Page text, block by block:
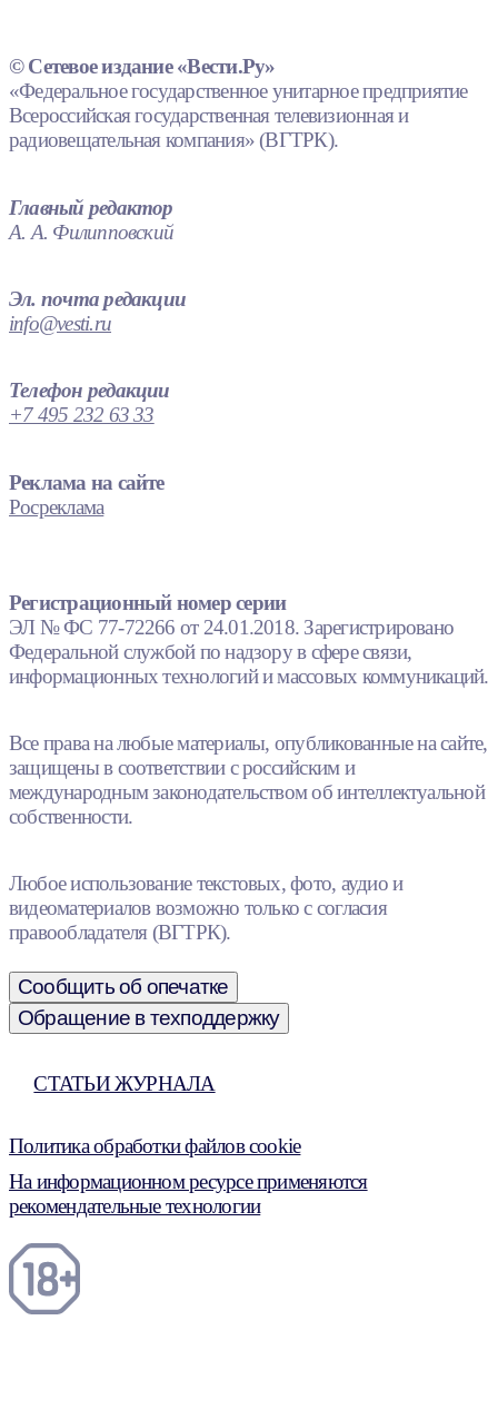
© Сетевое издание «Вести.Ру»
«Федеральное государственное унитарное предприятие
Всероссийская государственная телевизионная и
радиовещательная компания» (ВГТРК).
Главный редактор
А. А. Филипповский
Эл. почта редакции
info@vesti.ru
Телефон редакции
+7 495 232 63 33
Реклама на сайте
Росреклама
Регистрационный номер серии
ЭЛ № ФС 77-72266 от 24.01.2018. Зарегистрировано
Федеральной службой по надзору в сфере связи,
информационных технологий и массовых коммуникаций.
Все права на любые материалы, опубликованные на сайте,
защищены в соответствии с российским и
международным законодательством об интеллектуальной
собственности.
Любое использование текстовых, фото, аудио и
видеоматериалов возможно только с согласия
правообладателя (ВГТРК).
Сообщить об опечатке
Обращение в техподдержку
СТАТЬИ ЖУРНАЛА
Политика обработки файлов cookie
На информационном ресурсе применяются
рекомендательные технологии